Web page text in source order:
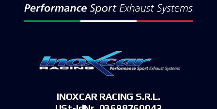
INOXCAR RACING S.R.L.